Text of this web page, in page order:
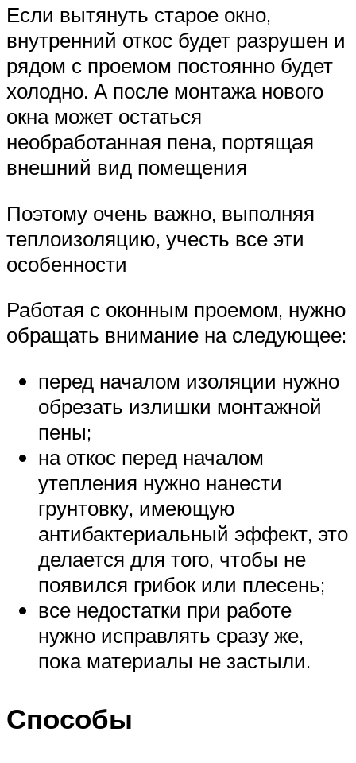
Если вытянуть старое окно,
внутренний откос будет разрушен и
рядом с проемом постоянно будет
холодно. А после монтажа нового
окна может остаться
необработанная пена, портящая
внешний вид помещения
Поэтому очень важно, выполняя
теплоизоляцию, учесть все эти
особенности
Работая с оконным проемом, нужно
обращать внимание на следующее:
перед началом изоляции нужно
обрезать излишки монтажной
пены;
на откос перед началом
утепления нужно нанести
грунтовку, имеющую
антибактериальный эффект, это
делается для того, чтобы не
появился грибок или плесень;
все недостатки при работе
нужно исправлять сразу же,
пока материалы не застыли.
Способы